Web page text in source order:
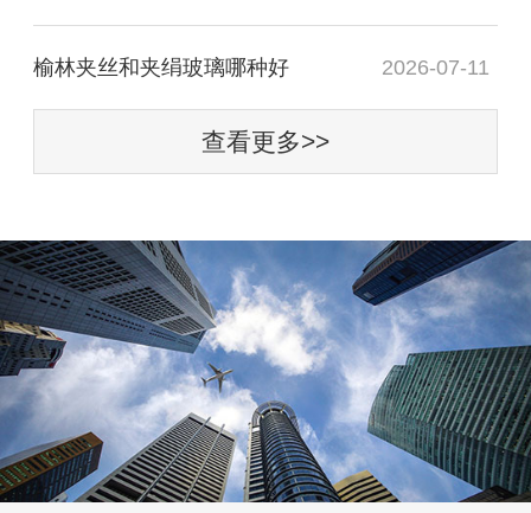
榆林夹丝和夹绢玻璃哪种好 2026-07-11
查看更多>>